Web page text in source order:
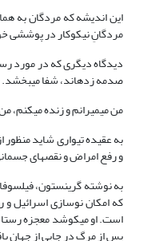
این اندیشه که مردگان به
مردگانِ نیکوکار در پوششی
دیدگاه دیگری که در مورد
صدمه زده‏اند، شفا
من می‏میرانم و زنده می‏کنم،
و رفع امراض و نقص‏های
که امکان نوسازی اسرائیل
است. او می‏کوشد معجزه